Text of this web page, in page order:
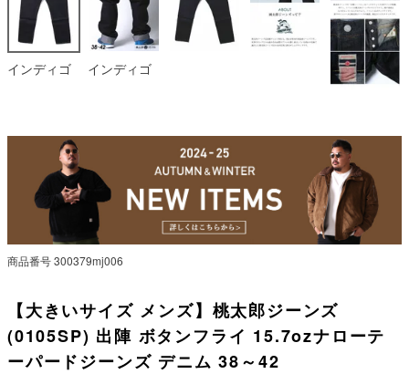
インディゴ インディゴ
商品番号300379mj006
【大きいサイズ メンズ】桃太郎ジーンズ
(0105SP) 出陣 ボタンフライ 15.7ozナローテ
ーパードジーンズ デニム 38～42